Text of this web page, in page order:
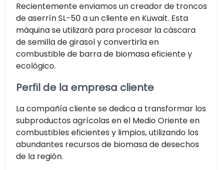
Recientemente enviamos un creador de troncos
de aserrín SL-50 a un cliente en Kuwait. Esta
máquina se utilizará para procesar la cáscara
de semilla de girasol y convertirla en
combustible de barra de biomasa eficiente y
ecológico.
Perfil de la empresa cliente
La compañía cliente se dedica a transformar los
subproductos agrícolas en el Medio Oriente en
combustibles eficientes y limpios, utilizando los
abundantes recursos de biomasa de desechos
de la región.